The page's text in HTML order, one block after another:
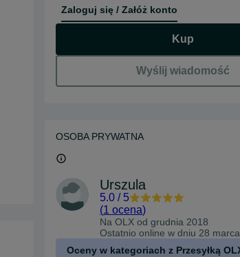
Zaloguj się / Załóż konto
Kup
Wyślij wiadomość
OSOBA PRYWATNA
Urszula
5.0 / 5
(1 ocena)
Na OLX od grudnia 2018
Ostatnio online w dniu 28
Oceny w kategoriach z Przesyłką